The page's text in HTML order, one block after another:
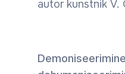
autor kunstnik V.